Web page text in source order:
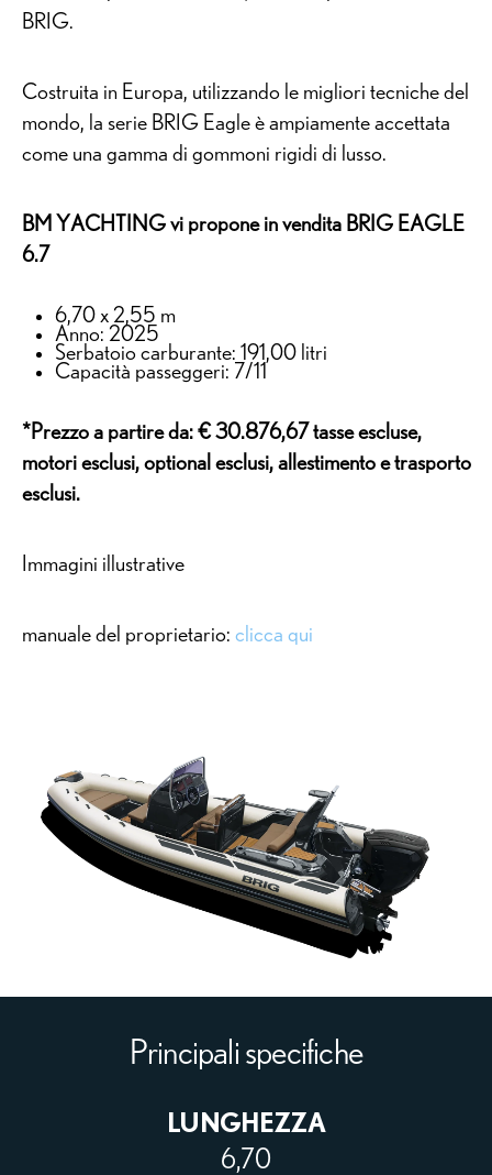
BRIG.
Costruita in Europa, utilizzando le migliori tecniche del
mondo, la serie BRIG Eagle è ampiamente accettata
come una gamma di gommoni rigidi di lusso.
BM YACHTING vi propone in vendita BRIG EAGLE
6.7
6,70 x 2,55 m
Anno: 2025
Serbatoio carburante: 191,00 litri
Capacità passeggeri: 7/11
*Prezzo a partire da: € 30.876,67 tasse escluse,
motori esclusi, optional esclusi, allestimento e trasporto
esclusi.
Immagini illustrative
manuale del proprietario: clicca qui
Principali specifiche
LUNGHEZZA
6,70